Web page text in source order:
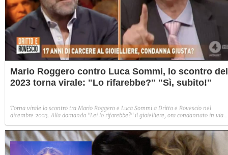
Mario Roggero contro Luca Sommi, lo scontro del
2023 torna virale: "Lo rifarebbe?" "Sì, subito!"
Torna virale lo scontro tra Mario Roggero e Luca Sommi a Dritto e Rovescio nel
dicembre 2023. Alla domanda "Lei lo rifarebbe?" il gioielliere, ora condannato in via